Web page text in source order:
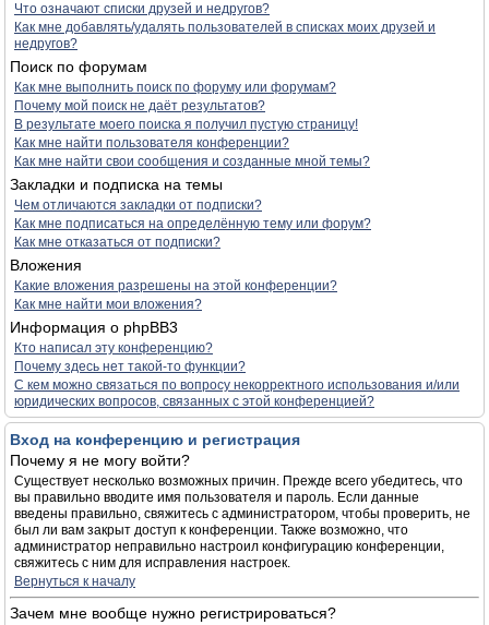
Что означают списки друзей и недругов?
Как мне добавлять/удалять пользователей в списках моих друзей и
недругов?
Поиск по форумам
Как мне выполнить поиск по форуму или форумам?
Почему мой поиск не даёт результатов?
В результате моего поиска я получил пустую страницу!
Как мне найти пользователя конференции?
Как мне найти свои сообщения и созданные мной темы?
Закладки и подписка на темы
Чем отличаются закладки от подписки?
Как мне подписаться на определённую тему или форум?
Как мне отказаться от подписки?
Вложения
Какие вложения разрешены на этой конференции?
Как мне найти мои вложения?
Информация о phpBB3
Кто написал эту конференцию?
Почему здесь нет такой-то функции?
С кем можно связаться по вопросу некорректного использования и/или
юридических вопросов, связанных с этой конференцией?
Вход на конференцию и регистрация
Почему я не могу войти?
Существует несколько возможных причин. Прежде всего убедитесь, что
вы правильно вводите имя пользователя и пароль. Если данные
введены правильно, свяжитесь с администратором, чтобы проверить, не
был ли вам закрыт доступ к конференции. Также возможно, что
администратор неправильно настроил конфигурацию конференции,
свяжитесь с ним для исправления настроек.
Вернуться к началу
Зачем мне вообще нужно регистрироваться?